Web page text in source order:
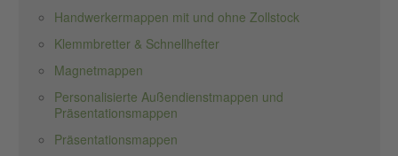
Handwerkermappen mit und ohne Zollstock
Klemmbretter & Schnellhefter
Magnetmappen
Personalisierte Außendienstmappen und
Präsentationsmappen
Präsentationsmappen